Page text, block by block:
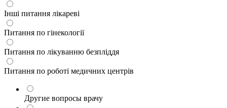
Інші питання лікареві
Питання по гінекології
Питання по лікуванню безпліддя
Питання по роботі медичних центрів
Другие вопросы врачу